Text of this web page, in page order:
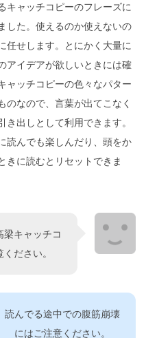
キャッチコピーのフレーズに
した。使えるのか使えないの
任せします。とにかく大量に
アイデアが欲しいときには確
ャッチコピーの色々なパター
のなので、言葉が出てこなく
き出しとして利用できます。
読んでも楽しんだり、頭をか
きに読むとリセットできま
梁キャッチコ
ださい。
読んでる途中での腹筋崩壊
にはご注意ください。